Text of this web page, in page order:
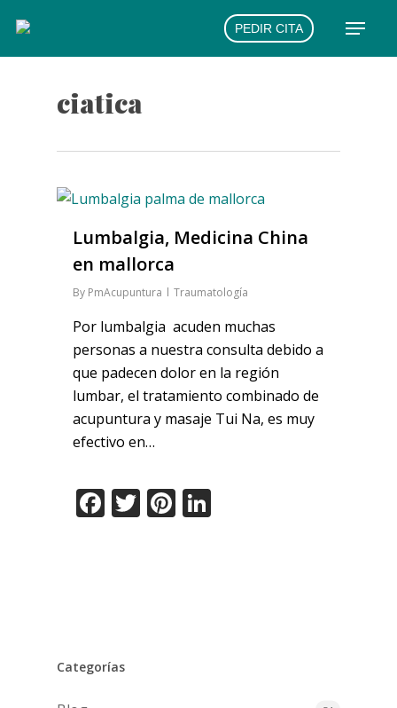
main
PEDIR CITA Menu
ciatica
Lumbalgia, Medicina China
en mallorca
By PmAcupuntura Traumatología
Por lumbalgia acuden muchas
personas a nuestra consulta debido a
que padecen dolor en la región
lumbar, el tratamiento combinado de
acupuntura y masaje Tui Na, es muy
efectivo en…
Facebook
TwitterPinterest
Categorías